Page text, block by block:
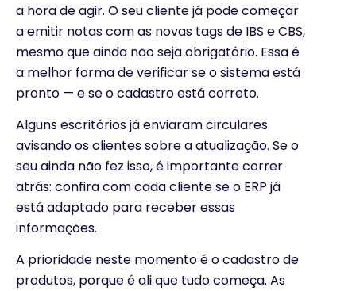
a hora de agir. O seu cliente já pode começar
a emitir notas com as novas tags de IBS e CBS,
mesmo que ainda não seja obrigatório. Essa é
a melhor forma de verificar se o sistema está
pronto — e se o cadastro está correto.
Alguns escritórios já enviaram circulares
avisando os clientes sobre a atualização. Se o
seu ainda não fez isso, é importante correr
atrás: confira com cada cliente se o ERP já
está adaptado para receber essas
informações.
A prioridade neste momento é o cadastro de
produtos, porque é ali que tudo começa. As